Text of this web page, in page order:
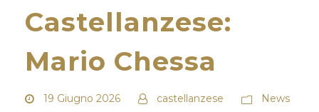
Castellanzese:
Mario Chessa
19 Giugno 2026 castellanzese News